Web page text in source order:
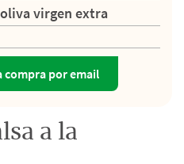
virgen extra
compra por email
a la